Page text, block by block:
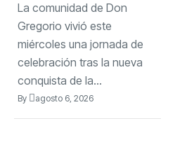
Paulino
La comunidad de Don
Gregorio vivió este
miércoles una jornada de
celebración tras la nueva
conquista de la...
By agosto 6, 2026